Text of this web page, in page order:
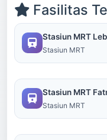
Fasilitas
Stasiun MRT
Stasiun MRT
Stasiun MRT
Stasiun MRT